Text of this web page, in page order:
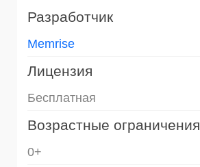
Разработчик
Memrise
Лицензия
Бесплатная
Возрастные ограничения
0+